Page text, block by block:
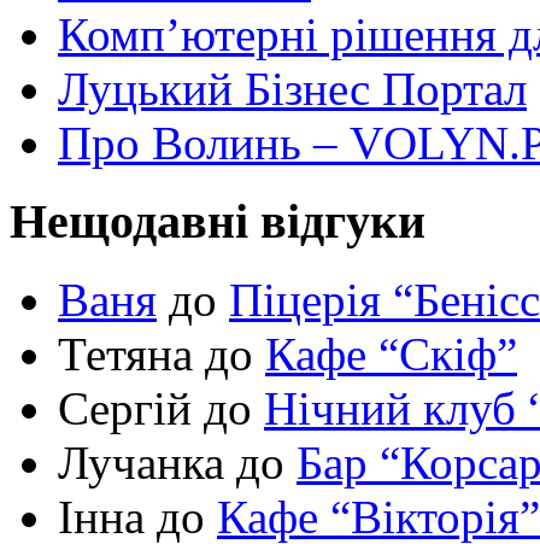
Комп’ютерні рішення
Луцький Бізнес Портал
Про Волинь –
Нещодавні відгуки
Ваня до Піцерія
Тетяна до Кафе “Скіф”
Сергій до Нічний клуб
Лучанка до Бар
Інна до Кафе “Вікторія”